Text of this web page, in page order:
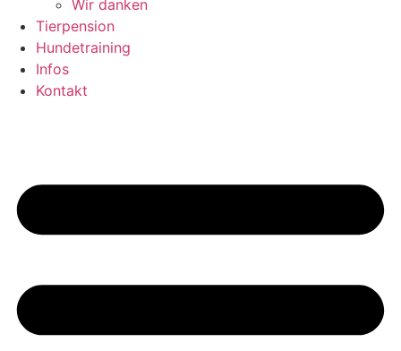
Wir danken
Tierpension
Hundetraining
Infos
Kontakt